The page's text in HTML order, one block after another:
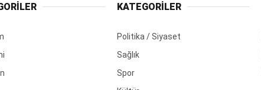
KATEGORİLER
Politika / Siyaset
Sağlık
Spor